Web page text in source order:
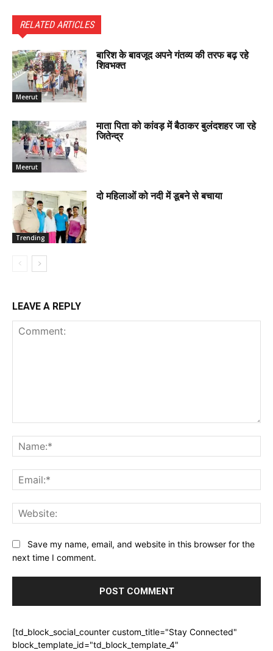
RELATED ARTICLES
Meerut
बारिश के बावजूद अपने गंतव्य की तरफ बढ़ रहे
शिवभक्त
Meerut
माता पिता को कांवड़ में बैठाकर बुलंदशहर जा रहे
जितेन्द्र
Trending
दो महिलाओं को नदी में डूबने से बचाया
LEAVE A REPLY
Save my name, email, and website in this browser for the
next time I comment.
[td_block_social_counter custom_title="Stay Connected"
block_template_id="td_block_template_4"